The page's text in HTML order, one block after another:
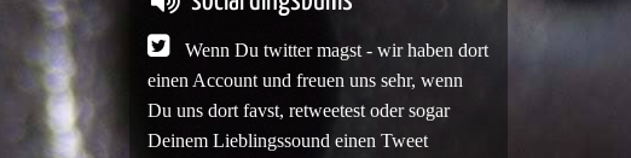
Wenn Du twitter magst - wir haben dort
einen Account und freuen uns sehr, wenn
Du uns dort favst, retweetest oder sogar
Deinem Lieblingssound einen Tweet